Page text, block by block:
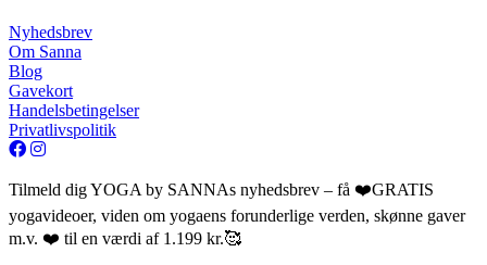
Nyhedsbrev
Om Sanna
Blog
Gavekort
Handelsbetingelser
Privatlivspolitik
Tilmeld dig YOGA by SANNAs nyhedsbrev – få ❤️GRATIS
yogavideoer, viden om yogaens forunderlige verden, skønne gaver
m.v. ❤️ til en værdi af 1.199 kr.🥰